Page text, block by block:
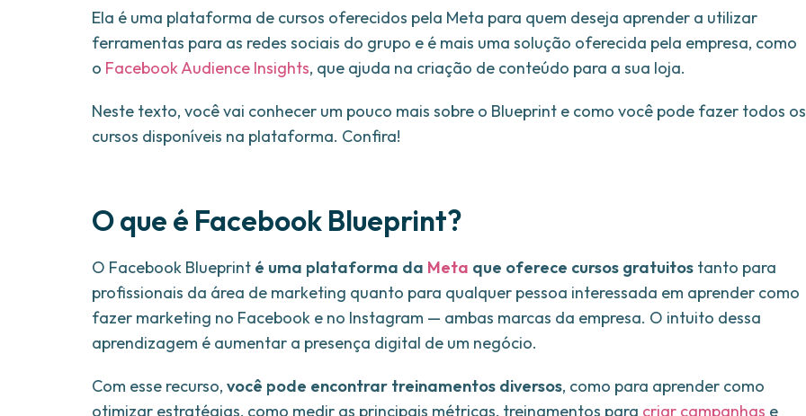
Ela é uma plataforma de cursos oferecidos pela Meta para quem deseja aprender a utilizar
ferramentas para as redes sociais do grupo e é mais uma solução oferecida pela empresa, como
o Facebook Audience Insights, que ajuda na criação de conteúdo para a sua loja.
Neste texto, você vai conhecer um pouco mais sobre o Blueprint e como você pode fazer todos os
cursos disponíveis na plataforma. Confira!
O que é Facebook Blueprint?
O Facebook Blueprint é uma plataforma da Meta que oferece cursos gratuitos tanto para
profissionais da área de marketing quanto para qualquer pessoa interessada em aprender como
fazer marketing no Facebook e no Instagram — ambas marcas da empresa. O intuito dessa
aprendizagem é aumentar a presença digital de um negócio.
Com esse recurso, você pode encontrar treinamentos diversos, como para aprender como
otimizar estratégias, como medir as principais métricas, treinamentos para criar campanhas e